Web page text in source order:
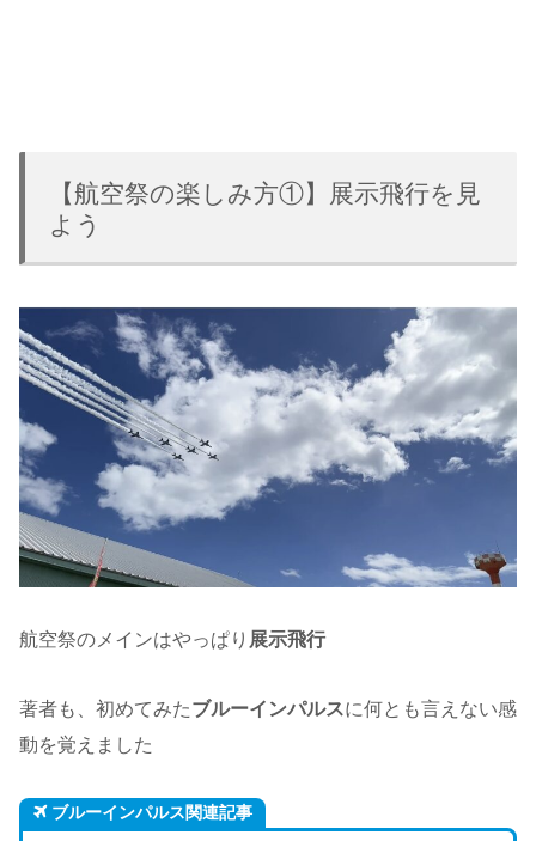
【航空祭の楽しみ方①】展示飛行を見
よう
航空祭のメインはやっぱり 展示飛行
著者も、初めてみたブルーインパルスに何とも言えない感
動を覚えました
ブルーインパルス関連記事